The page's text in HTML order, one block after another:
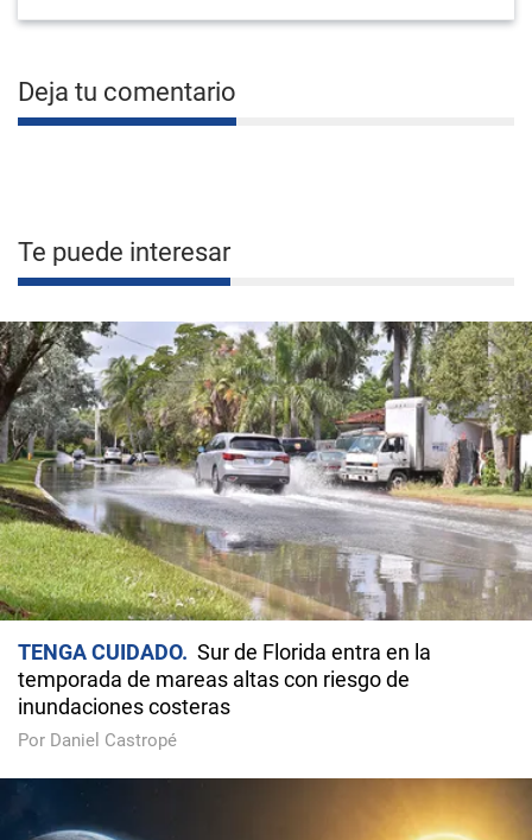
Deja tu comentario
Te puede interesar
TENGA CUIDADO
Sur de Florida entra en la
temporada de mareas altas con riesgo de
inundaciones costeras
Por Daniel Castropé